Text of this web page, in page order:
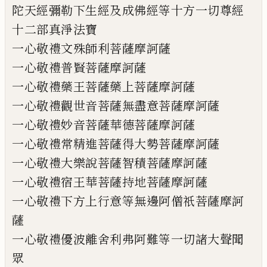
陀天經彌勒下生經及成佛經等十方一切尊經
十二部真淨法寶
一心敬禮文殊師利菩薩摩訶薩
一心敬禮普賢菩薩摩訶薩
一心敬禮藥王菩薩藥上菩薩摩訶薩
一心敬禮觀世音菩薩無盡意菩薩摩訶薩
一心敬禮妙音菩薩華德菩薩摩訶薩
一心敬禮常精進菩薩得大勢菩薩摩訶薩
一心敬禮大樂說菩薩智積菩薩摩訶薩
一心敬禮宿王華菩薩持地菩薩摩訶薩
一心敬禮下方上行意等無邊阿僧祇菩薩摩訶
薩
一心敬禮優波離舍利弗阿難等一切諸大聲聞
眾